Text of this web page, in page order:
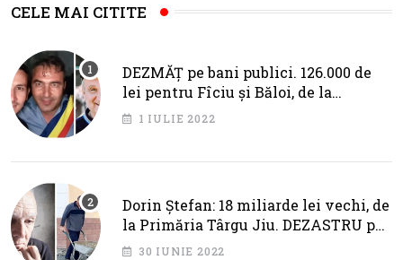
CELE MAI CITITE
DEZMĂȚ pe bani publici. 126.000 de
lei pentru Fîciu și Băloi, de la
primarul Cotojman
1 IULIE 2022
Dorin Ștefan: 18 miliarde lei vechi, de
la Primăria Târgu Jiu. DEZASTRU pe
AXA BRÂNCUȘI
30 IUNIE 2022